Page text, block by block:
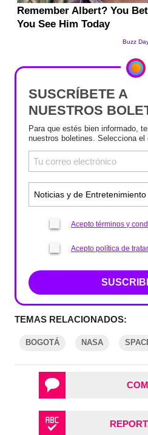
SUSCRÍBETE A
NUESTROS
Para que estés bien informado,
nuestros boletines. Selecciona el
Acepto términos y
Acepto política de
TEMAS RELACIONADOS:
BOGOTÁ NASA